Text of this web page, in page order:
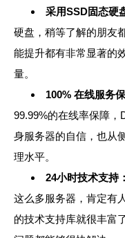
采用SSD固态硬
硬盘，稍等了解的朋友
能提升都有非常显著的
量。
100% 在线服务保
99.99%的在线率保障，
身服务器的自信，也从
理水平。
24小时技术支持：
这么多服务器，肯定有
的技术支持库就很丰富